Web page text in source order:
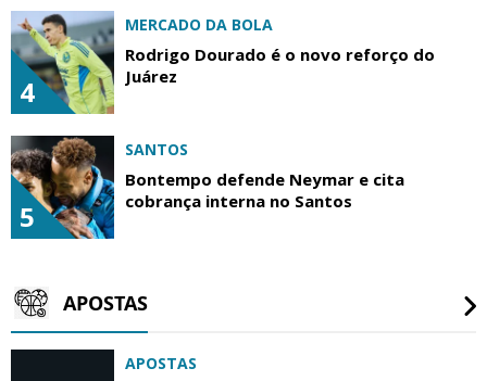
4
MERCADO DA BOLA
Rodrigo Dourado é o novo reforço do
Juárez
5
SANTOS
Bontempo defende Neymar e cita
cobrança interna no Santos
APOSTAS
APOSTAS